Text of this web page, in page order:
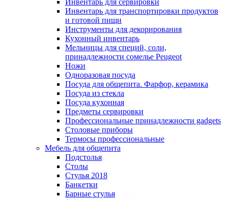
Инвентарь для сервировки
Инвентарь для транспортировки продуктов
и готовой пищи
Инструменты для декорирования
Кухонный инвентарь
Мельницы для специй, соли,
принадлежности сомелье Peugeot
Ножи
Одноразовая посуда
Посуда для общепита. Фарфор, керамика
Посуда из стекла
Посуда кухонная
Предметы сервировки
Профессиональные принадлежности gadgets
Столовые приборы
Термосы профессиональные
Мебель для общепита
Подстолья
Столы
Стулья 2018
Банкетки
Барные стулья